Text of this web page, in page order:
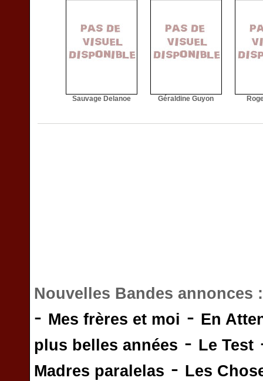
Sauvage Delanoe Géraldine Guyon
Nouvelles Bandes annonces
- Mes frères et moi - En
plus belles années - Le Test
Madres paralelas - Les